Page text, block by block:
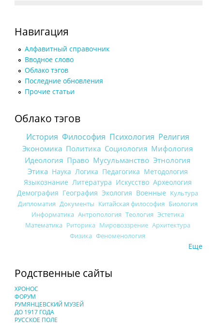
Навигация
Алфавитный справочник
Вводное слово
Облако тэгов
Последние обновления
Прочие статьи
Облако тэгов
История Философия Психология Религия
Экономика Политика Социология Мифология
Идеология Право Мусульманство Этнология
Этика Наука Логика Педагогика Методология
Языкознание Литература Искусство Археология
Демография География Экология Военные Культура
Дипломатия Документы Китайская философия Биология
Информатика Антропология Теология Эстетика
Математика Риторика Мировоззрение Архитектура
Физика Феноменология
Еще
Родственные сайты
ХРОНОС
ФОРУМ
РУМЯНЦЕВСКИЙ МУЗЕЙ
ДО 1917 ГОДА
РУССКОЕ ПОЛЕ